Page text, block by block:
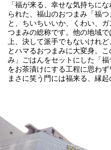
「福が来る、幸せな気持ちに
られた、福山のおつまみ「福
と、ちいちいいか、くわい、
つまみの総称です。他の地域
上、決して派手でもないけれ
とハマるおつまみに大変身。
み」ごはんをセットにした「
をお茶漬けにする工程に思わ
まさに笑う門には福来る、縁起